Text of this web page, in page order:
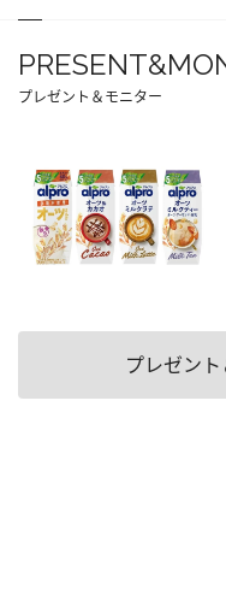
プレゼント＆モニター
プレゼン